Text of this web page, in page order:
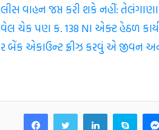
વાહન જપ્ત કરી શકે નહીં: તેલંગાણા
ચેક પણ ક. 138 NI એક્ટ હેઠળ
બેંક એકાઉન્ટ ફ્રીઝ કરવું એ જીવન
Facebook
TwitterLinkedIn